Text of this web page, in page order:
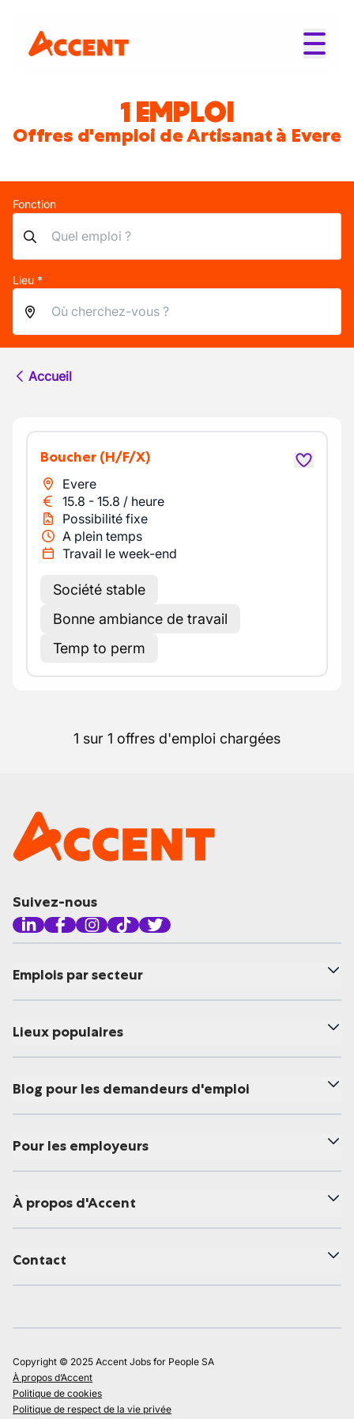
1 EMPLOI
Offres d'emploi de Artisanat à Evere
Fonction
Lieu *
Accueil
Boucher (H/F/X)
Evere
15.8 - 15.8 / heure
Possibilité fixe
A plein temps
Travail le week-end
Société stable
Bonne ambiance de travail
Temp to perm
1 sur 1 offres d'emploi chargées
Suivez-nous
Emplois par secteur
Lieux populaires
Blog pour les demandeurs d'emploi
Pour les employeurs
À propos d'Accent
Contact
Copyright © 2025 Accent Jobs for People SA
À propos d’Accent
Politique de cookies
Politique de respect de la vie privée